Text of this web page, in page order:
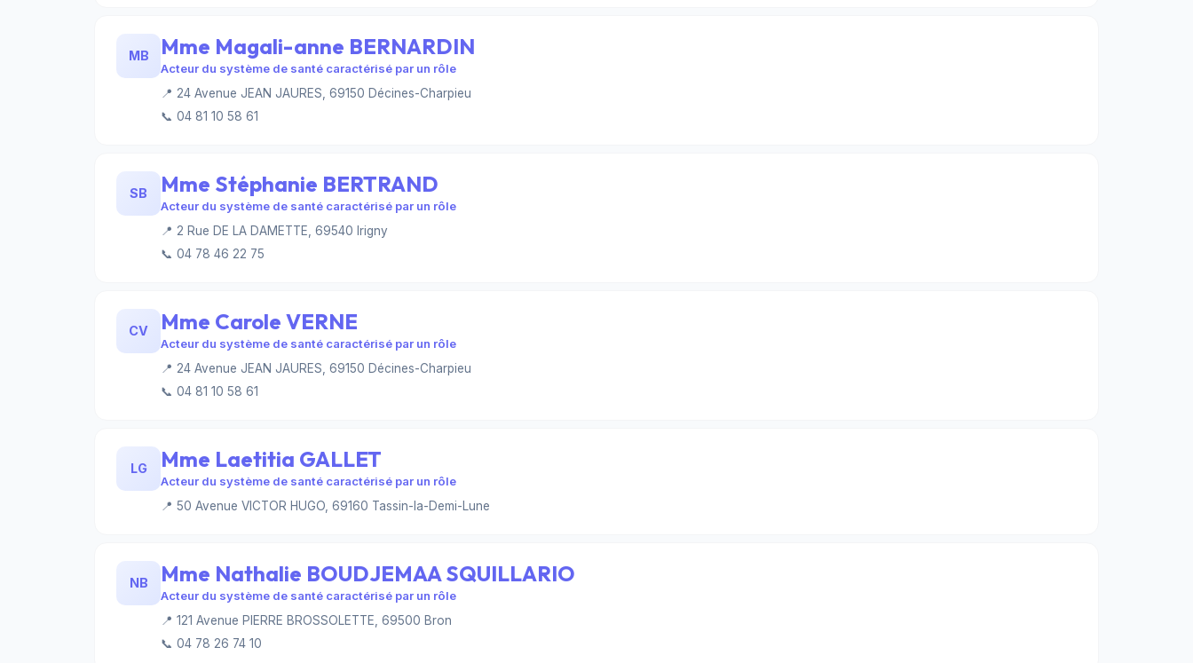
MB Mme Magali-anne BERNARDIN
Acteur du système de santé caractérisé par un rôle
📍 24 Avenue JEAN JAURES, 69150 Décines-Charpieu
📞 04 81 10 58 61
SB Mme Stéphanie BERTRAND
Acteur du système de santé caractérisé par un rôle
📍 2 Rue DE LA DAMETTE, 69540 Irigny
📞 04 78 46 22 75
CV Mme Carole VERNE
Acteur du système de santé caractérisé par un rôle
📍 24 Avenue JEAN JAURES, 69150 Décines-Charpieu
📞 04 81 10 58 61
LG Mme Laetitia GALLET
Acteur du système de santé caractérisé par un rôle
📍 50 Avenue VICTOR HUGO, 69160 Tassin-la-Demi-Lune
NB Mme Nathalie BOUDJEMAA SQUILLARIO
Acteur du système de santé caractérisé par un rôle
📍 121 Avenue PIERRE BROSSOLETTE, 69500 Bron
📞 04 78 26 74 10